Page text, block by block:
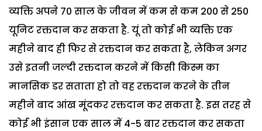
व्यक्ति अपने 70 साल के जीवन में कम से कम 200 से 250
यूनिट रक्तदान कर सकता है. यूं तो कोई भी व्यक्ति एक
महीने बाद ही फिर से रक्तदान कर सकता है, लेकिन अगर
उसे इतनी जल्दी रक्तदान करने में किसी किस्म का
मानसिक डर सताता हो तो वह रक्तदान करने के तीन
महीने बाद आंख मूंदकर रक्तदान कर सकता है. इस तरह से
कोई भी इंसान एक साल में 4-5 बार रक्तदान कर सकता